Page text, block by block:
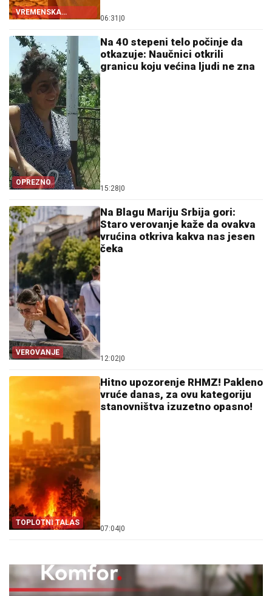
VREMENSKA
PROGNOZA
06:31 0
OPREZNO
Na 40 stepeni telo počinje da
otkazuje: Naučnici otkrili
granicu koju većina ljudi ne zna
15:28 0
VEROVANJE
Na Blagu Mariju Srbija gori:
Staro verovanje kaže da ovakva
vrućina otkriva kakva nas jesen
čeka
12:02 0
TOPLOTNI TALAS
Hitno upozorenje RHMZ! Pakleno
vruće danas, za ovu kategoriju
stanovništva izuzetno opasno!
07:04 0